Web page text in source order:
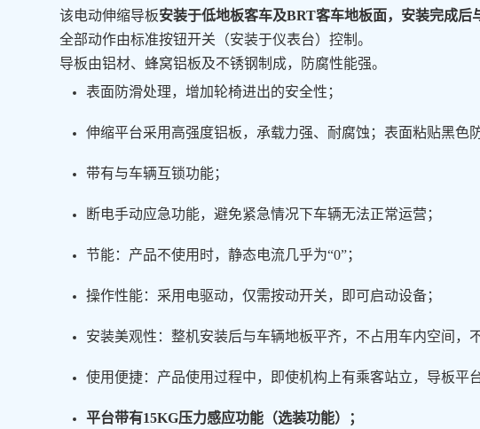
该电动伸缩导板安装于低地板客车及BRT客车地板面，安装完成后
全部动作由标准按钮开关（安装于仪表台）控制。
导板由铝材、蜂窝铝板及不锈钢制成，防腐性能强。
表面防滑处理，增加轮椅进出的安全性；
伸缩平台采用高强度铝板，承载力强、耐腐蚀；表面粘贴黑色
带有与车辆互锁功能；
断电手动应急功能，避免紧急情况下车辆无法正常运营；
节能：产品不使用时，静态电流几乎为“0”；
操作性能：采用电驱动，仅需按动开关，即可启动设备；
安装美观性：整机安装后与车辆地板平齐，不占用车内空间，
使用便捷：产品使用过程中，即使机构上有乘客站立，导板平
平台带有15KG压力感应功能（选装功能）；